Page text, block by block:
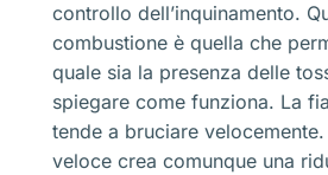
controllo dell’inquinamento.
combustione è quella che
quale sia la presenza delle
spiegare come funziona. La
tende a bruciare
veloce crea comunque una